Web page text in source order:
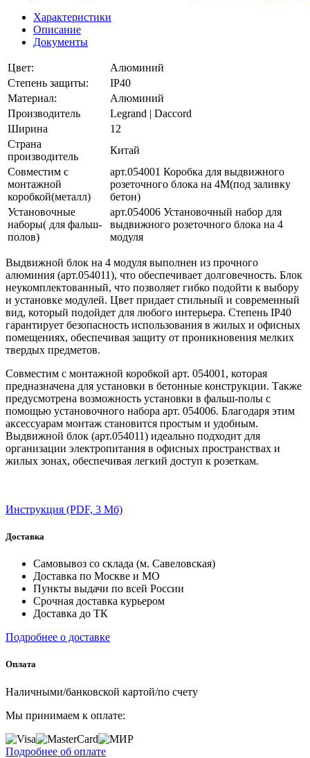
Характеристики
Описание
Документы
Цвет:
Алюминий
Степень защиты:
IP40
Материал:
Алюминий
Производитель
Legrand | Daccord
Ширина
12
Страна
производитель
Китай
Совместим с
монтажной
коробкой(металл)
арт.054001 Коробка для выдвижного
розеточного блока на 4М(под заливку
бетон)
Установочные
наборы( для фальш-
полов)
арт.054006 Установочный набор для
выдвижного розеточного блока на 4
модуля
Выдвижной блок на 4 модуля выполнен из прочного
алюминия (арт.054011), что обеспечивает долговечность. Блок
неукомплектованный, что позволяет гибко подойти к выбору
и установке модулей. Цвет придает стильный и современный
вид, который подойдет для любого интерьера. Степень IP40
гарантирует безопасность использования в жилых и офисных
помещениях, обеспечивая защиту от проникновения мелких
твердых предметов.
Совместим с монтажной коробкой арт. 054001, которая
предназначена для установки в бетонные конструкции. Также
предусмотрена возможность установки в фальш-полы с
помощью установочного набора арт. 054006. Благодаря этим
аксессуарам монтаж становится простым и удобным.
Выдвижной блок (арт.054011) идеально подходит для
организации электропитания в офисных пространствах и
жилых зонах, обеспечивая легкий доступ к розеткам.
Инструкция (PDF, 3 Мб)
Доставка
Самовывоз со склада (м. Савеловская)
Доставка по Москве и МО
Пункты выдачи по всей России
Срочная доставка курьером
Доставка до ТК
Подробнее о доставке
Оплата
Наличными/банковской картой/по счету
Мы принимаем к оплате:
Подробнее об оплате